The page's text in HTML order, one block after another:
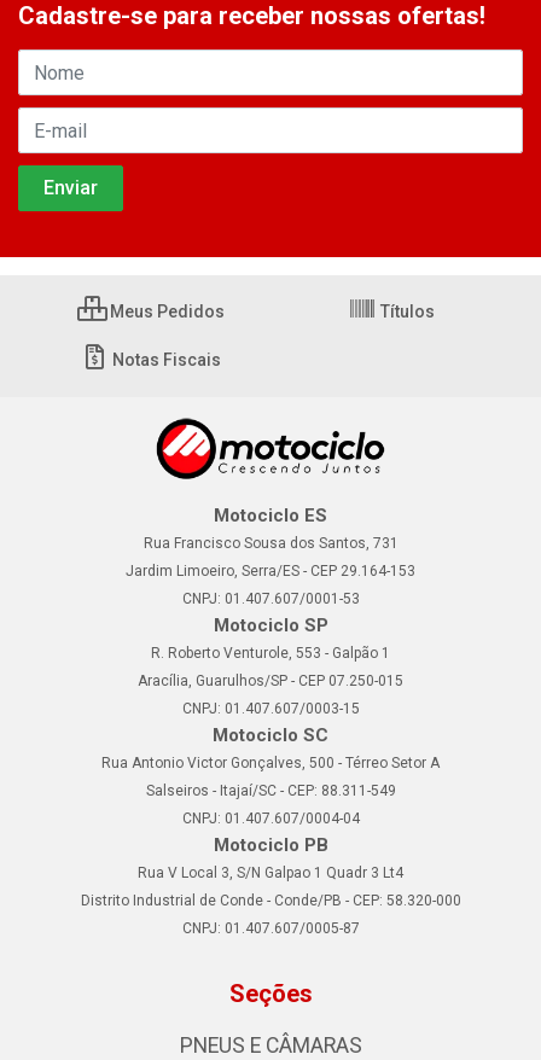
Cadastre-se para receber nossas ofertas!
Meus Pedidos Títulos
Notas Fiscais
Motociclo ES
Rua Francisco Sousa dos Santos, 731
Jardim Limoeiro, Serra/ES - CEP 29.164-153
CNPJ: 01.407.607/0001-53
Motociclo SP
R. Roberto Venturole, 553 - Galpão 1
Aracília, Guarulhos/SP - CEP 07.250-015
CNPJ: 01.407.607/0003-15
Motociclo SC
Rua Antonio Victor Gonçalves, 500 - Térreo Setor A
Salseiros - Itajaí/SC - CEP: 88.311-549
CNPJ: 01.407.607/0004-04
Motociclo PB
Rua V Local 3, S/N Galpao 1 Quadr 3 Lt4
Distrito Industrial de Conde - Conde/PB - CEP: 58.320-000
CNPJ: 01.407.607/0005-87
Seções
PNEUS E CÂMARAS